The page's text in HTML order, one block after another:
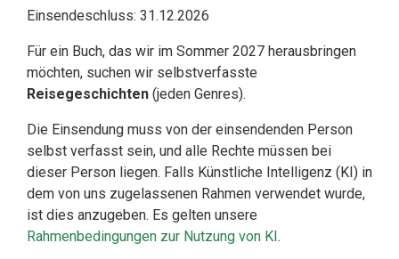
Einsendeschluss: 31.12.2026
Für ein Buch, das wir im Sommer 2027 herausbringen
möchten, suchen wir selbstverfasste
Reisegeschichten (jeden Genres).
Die Einsendung muss von der einsendenden Person
selbst verfasst sein, und alle Rechte müssen bei
dieser Person liegen. Falls Künstliche Intelligenz (KI) in
dem von uns zugelassenen Rahmen verwendet wurde,
ist dies anzugeben. Es gelten unsere
Rahmenbedingungen zur Nutzung von KI.